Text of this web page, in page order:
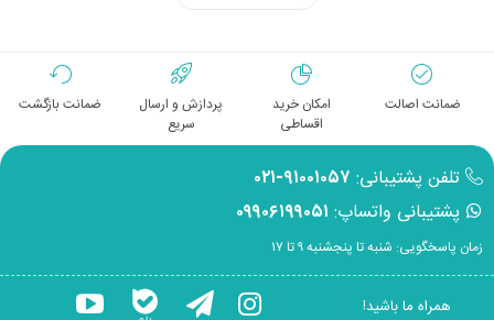
ضمانت اصالت
امکان خرید
اقساطی
پردازش و ارسال
سریع
ضمانت بازگشت
تلفن پشتیبانی: ۹۱۰۰۱۰۵۷-۰۲۱
پشتیبانی واتساپ: ۰۹۹۰۶۱۹۹۰۵۱
زمان پاسخگویی: شنبه تا پنجشنبه ۹ تا ۱۷
همراه ما باشید!